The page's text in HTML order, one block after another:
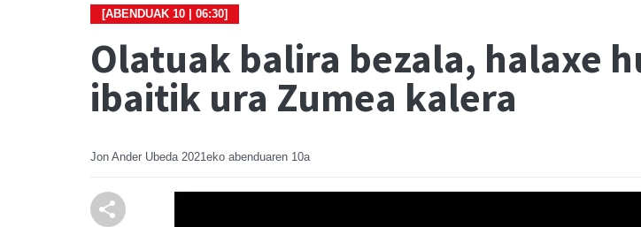
[ABENDUAK 10 | 06:30]
Olatuak balira bezala, halaxe
ibaitik ura Zumea kalera
Jon Ander Ubeda 2021eko abenduaren 10a